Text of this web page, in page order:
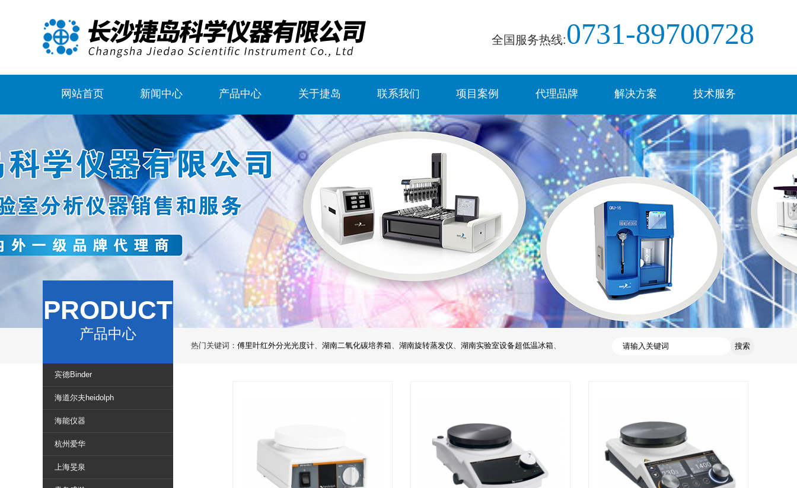
全国服务热线:0731-89700728
网站首页 新闻中心 产品中心 关于捷岛 联系我们 项目案例 代理品牌 解决方案 技术服务
热门关键词： 傅里叶红外分光光度计、 湖南二氧化碳培养箱、 湖南旋转蒸发仪、 湖南实验室设备超低温冰箱、
PRODUCT
产品中心
宾德Binder
海道尔夫heidolph
海能仪器
杭州爱华
上海旻泉